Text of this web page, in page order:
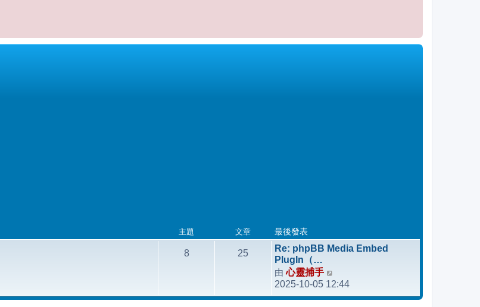
主題 文章 最後發表
8 25
Re: phpBB Media Embed
PlugIn（…
由心靈捕手
視
最
2025-10-05 12:44